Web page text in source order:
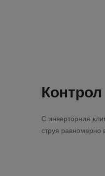
С инверторния
струя равномерно